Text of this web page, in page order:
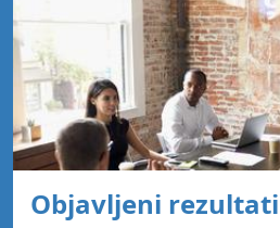
Objavljeni rezultati